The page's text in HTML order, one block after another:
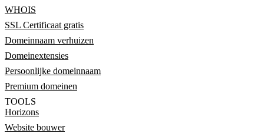
WHOIS
SSL Certificaat gratis
Domeinnaam verhuizen
Domeinextensies
Persoonlijke domeinnaam
Premium domeinen
TOOLS
Horizons
Website bouwer